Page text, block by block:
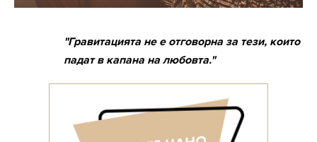
"Гравитацията не е отговорна за тези, които
падат в капана на любовта."